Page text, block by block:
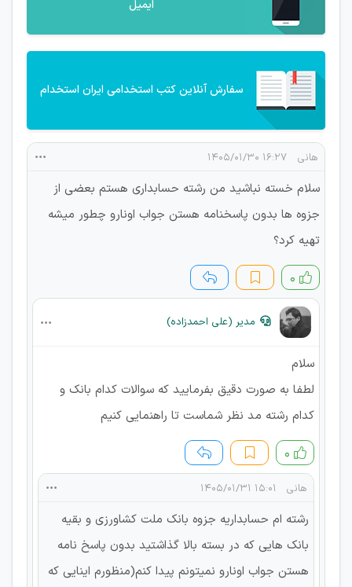
ایمیل
سفارش آنلاین کتب استخدامی ایران استخدام
هانی ۱۶:۲۷ ۱۴۰۵/۰۱/۳۰
سلام خسته نباشید من رشته حسابداری هستم بعضی از
جزوه ها بدون پاسخنامه هستن جواب اونارو چطور میشه
تهیه کرد؟
۰
مدیر (علی احمدزاده)
سلام
لطفا به صورت دقیق بفرمایید که سوالات کدام بانک و
کدام رشته مد نظر شماست تا راهنمایی کنیم
۰
هانی ۱۵:۰۱ ۱۴۰۵/۰۱/۳۱
رشته ام حسابداریه جزوه بانک ملت کشاورزی و بقیه
بانک هایی که در بسته بالا گذاشتید بدون پاسخ نامه
هستن جواب اونارو نمیتونم پیدا کنم(منظورم اینایی که